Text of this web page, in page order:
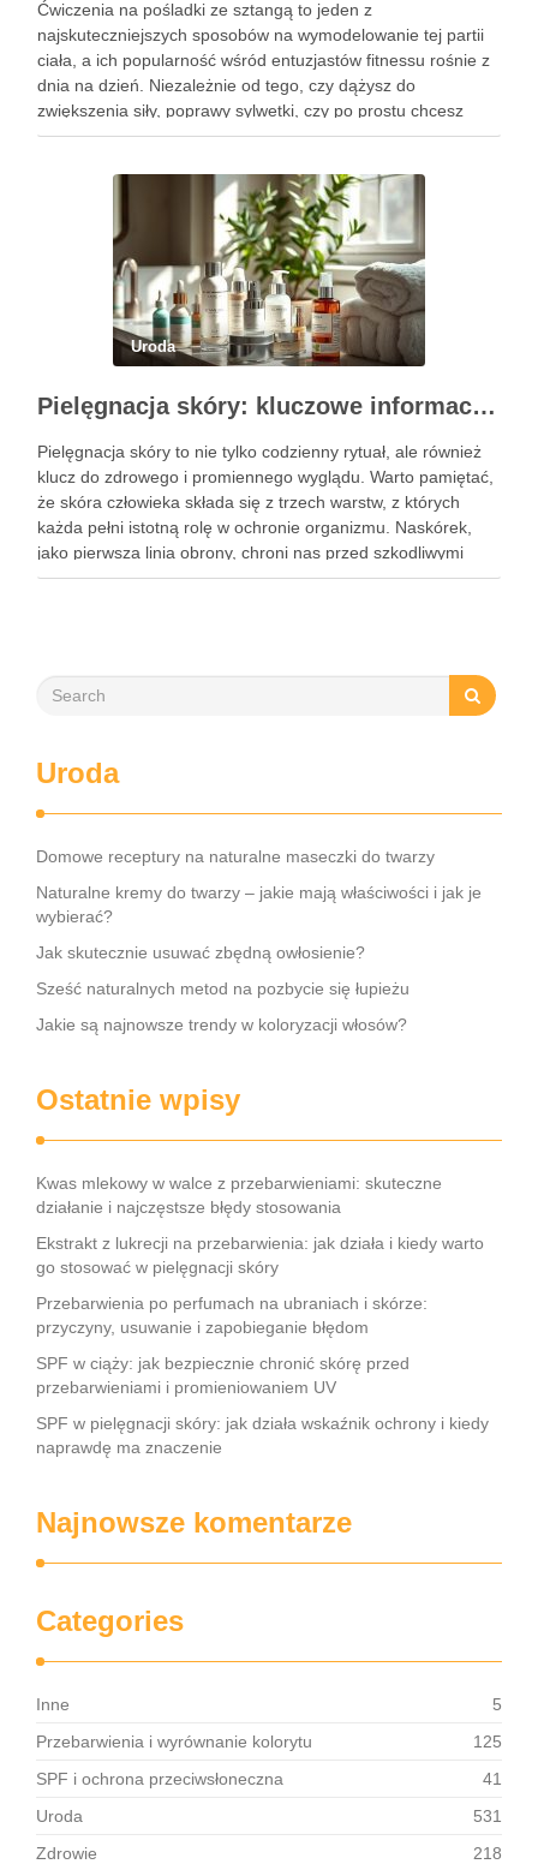
Ćwiczenia na pośladki ze sztangą to jeden z
najskuteczniejszych sposobów na wymodelowanie tej partii
ciała, a ich popularność wśród entuzjastów fitnessu rośnie z
dnia na dzień. Niezależnie od tego, czy dążysz do
zwiększenia siły, poprawy sylwetki, czy po prostu chcesz
poczuć się lepiej w swoim ciele, odpowiednio dobrane
Uroda
Pielęgnacja skóry: kluczowe informacje i skuteczne metody
Pielęgnacja skóry to nie tylko codzienny rytuał, ale również
klucz do zdrowego i promiennego wyglądu. Warto pamiętać,
że skóra człowieka składa się z trzech warstw, z których
każda pełni istotną rolę w ochronie organizmu. Naskórek,
jako pierwsza linia obrony, chroni nas przed szkodliwymi
czynnikami zewnętrznymi, a nawilżająca skóra właściwa,
Uroda
Domowe receptury na naturalne maseczki do twarzy
Naturalne kremy do twarzy – jakie mają właściwości i jak je
wybierać?
Jak skutecznie usuwać zbędną owłosienie?
Sześć naturalnych metod na pozbycie się łupieżu
Jakie są najnowsze trendy w koloryzacji włosów?
Ostatnie wpisy
Kwas mlekowy w walce z przebarwieniami: skuteczne
działanie i najczęstsze błędy stosowania
Ekstrakt z lukrecji na przebarwienia: jak działa i kiedy warto
go stosować w pielęgnacji skóry
Przebarwienia po perfumach na ubraniach i skórze:
przyczyny, usuwanie i zapobieganie błędom
SPF w ciąży: jak bezpiecznie chronić skórę przed
przebarwieniami i promieniowaniem UV
SPF w pielęgnacji skóry: jak działa wskaźnik ochrony i kiedy
naprawdę ma znaczenie
Najnowsze komentarze
Categories
Inne
5
Przebarwienia i wyrównanie kolorytu
125
SPF i ochrona przeciwsłoneczna
41
Uroda
531
Zdrowie
218